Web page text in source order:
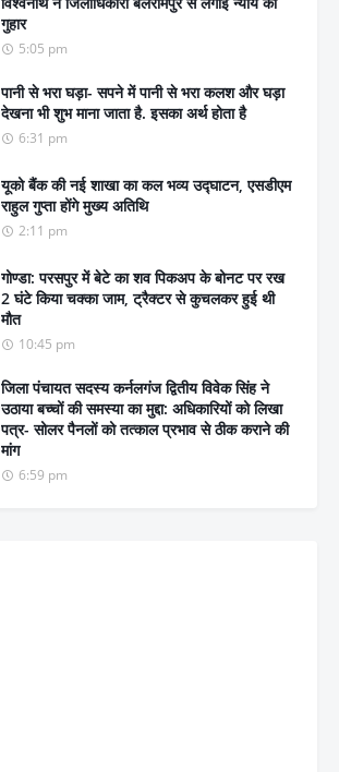
गुहार
5:05 pm
पानी से भरा घड़ा- सपने में पानी से भरा कलश और घड़ा
देखना भी शुभ माना जाता है. इसका अर्थ होता है
6:31 pm
यूको बैंक की नई शाखा का कल भव्य उद्घाटन, एसडीएम
राहुल गुप्ता होंगे मुख्य अतिथि
2:11 pm
गोण्डा: परसपुर में बेटे का शव पिकअप के बोनट पर रख
2 घंटे किया चक्का जाम, ट्रैक्टर से कुचलकर हुई थी
मौत
10:45 pm
जिला पंचायत सदस्य कर्नलगंज द्वितीय विवेक सिंह ने
उठाया बच्चों की समस्या का मुद्दा: अधिकारियों को लिखा
पत्र- सोलर पैनलों को तत्काल प्रभाव से ठीक कराने की
मांग
6:59 pm